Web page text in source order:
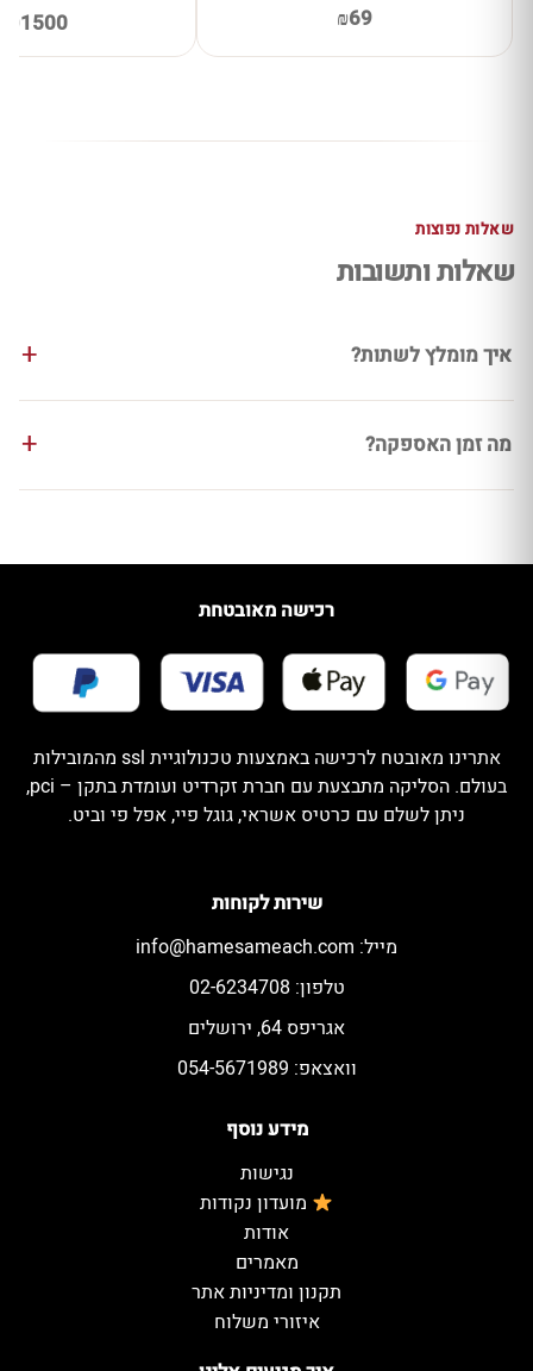
₪69
₪1500
שאלות נפוצות
שאלות ותשובות
איך מומלץ לשתות?
מה זמן האספקה?
מידע נוסף
נגישות
מועדון נקודות
אודות
מאמרים
תקנון ומדיניות אתר
איזורי משלוח
שירות לקוחות
מייל: info@hamesameach.com
טלפון: 02-6234708
אגריפס 64, ירושלים
וואצאפ: 054-5671989
רכישה מאובטחת
אתרינו מאובטח לרכישה באמצעות טכנולוגיית ssl מהמובילות
בעולם. הסליקה מתבצעת עם חברת זקרדיט ועומדת בתקן – pci,
ניתן לשלם עם כרטיס אשראי, גוגל פיי, אפל פי וביט.